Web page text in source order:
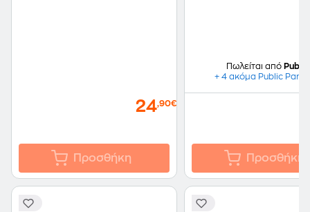
24,90€
Προσθήκη
Πωλείται από Public
+ 4 ακόμα Public
Προσθήκη